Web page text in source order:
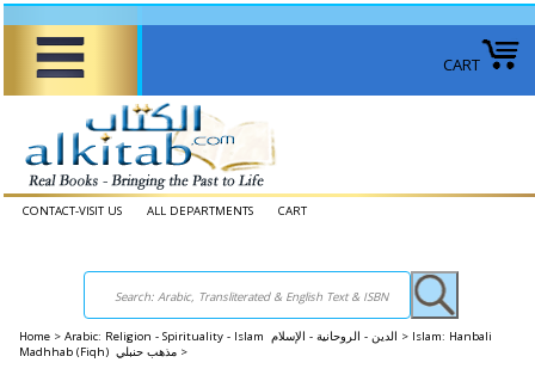
CART
CONTACT-VISIT US ALL DEPARTMENTS CART
Home > Arabic: Religion - Spirituality - Islam الدين - الروحانية - الإسلام > Islam: Hanbali
Madhhab (Fiqh) مذهب حنبلي >